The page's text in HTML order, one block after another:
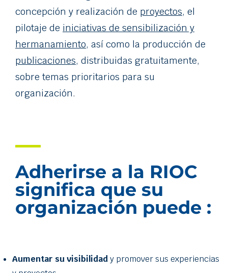
concepción y realización de proyectos, el
pilotaje de iniciativas de sensibilización y
hermanamiento, así como la producción de
publicaciones, distribuidas gratuitamente,
sobre temas prioritarios para su
organización.
Adherirse a la RIOC
significa que su
organización puede :
Aumentar su visibilidady promover sus experiencias